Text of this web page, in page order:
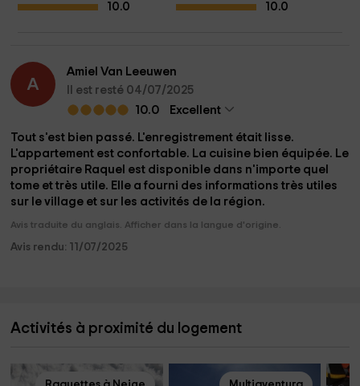
10.0
10.0
A
Amiel Van Leeuwen
Il est resté 04/07/2025
10.0
Excellent
Tout s'est bien passé. L'enregistrement était lisse.
L'appartement est confortable. La cuisine bien équipée. Le
propriétaire Raquel est disponible dans n'importe quel
tome et très utile. Elle a fourni des informations très utiles
sur le village et sur les activités de la région.
Avis traduite du anglais. Afficher dans la langue d'origine.
Avis rendu: 11/07/2025
Activités à proximité du logement